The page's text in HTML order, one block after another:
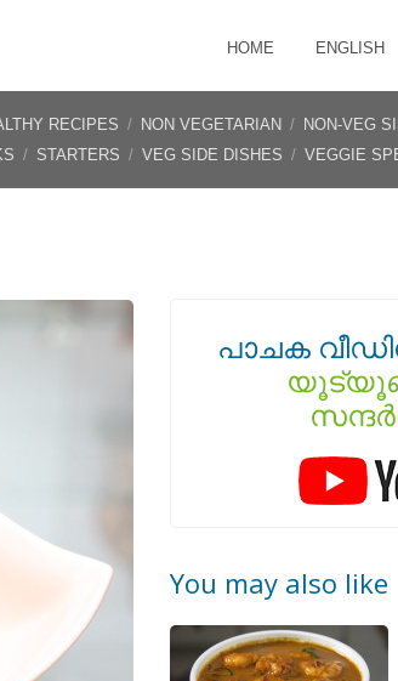
HOME ENGLISH
RECIPES / NON VEGETARIAN / NON-VEG
/ STARTERS / VEG SIDE DISHES / VEGGIE
പാചക
You may also like